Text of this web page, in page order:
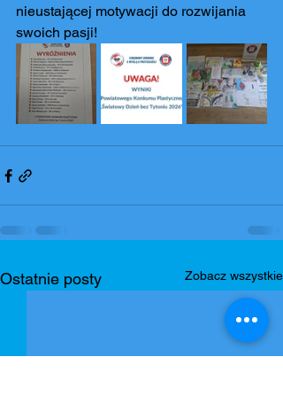
nieustającej motywacji do rozwijania
swoich pasji!
Ostatnie posty Zobacz wszystkie